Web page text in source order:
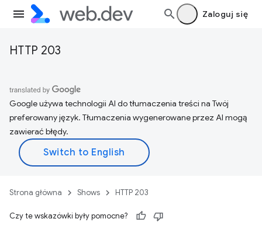
Zaloguj się
HTTP 203
Google używa technologii AI do tłumaczenia treści na Twój
preferowany język. Tłumaczenia wygenerowane przez AI mogą
zawierać błędy.
Strona główna Shows HTTP 203
Czy te wskazówki były pomocne?